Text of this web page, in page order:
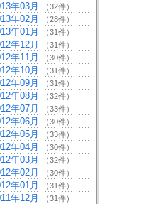
年03月 （32件）
年02月 （28件）
年01月 （31件）
年12月 （31件）
年11月 （30件）
年10月 （31件）
年09月 （31件）
年08月 （32件）
年07月 （33件）
年06月 （30件）
年05月 （33件）
年04月 （30件）
年03月 （32件）
年02月 （30件）
年01月 （31件）
年12月 （31件）